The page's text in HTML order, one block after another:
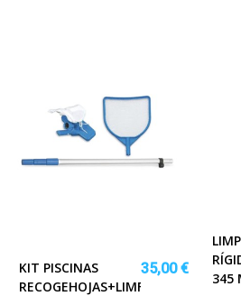
KIT PISCINAS
RECOGEHOJAS+LIMFONDO+PÉRT.
35,00 €
345